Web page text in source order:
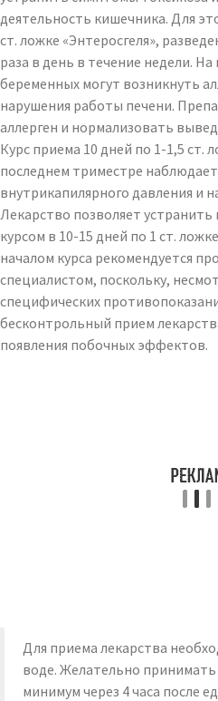
деятельность кишечника. Для
ст. ложке «Энтеросгеля»,
раза в день в течение недели.
беременных могут возникнуть
нарушения работы печени.
аллерген и нормализовать
Курс приема 10 дней по 1-1,5 ст.
последнем триместре
внутрикапилярного давления и
Лекарство позволяет устранить
курсом в 10-15 дней по 1 ст.
началом курса рекомендуется
специалистом, поскольку,
специфических
бесконтрольный прием
появления побочных эффектов.
Для приема лекарства
воде. Желательно
минимум через 4 часа после